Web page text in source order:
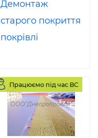
Демонтаж
старого покриття
покрівлі
Працюємо під час ВС